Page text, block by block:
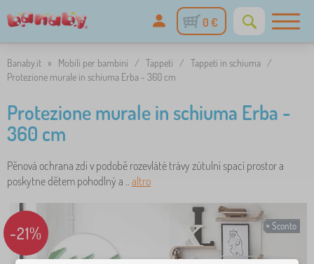
0 €
Banaby.it » Mobili per bambini / Tappeti / Tappeti in schiuma
/
Protezione murale in schiuma Erba - 360 cm
Protezione murale in schiuma Erba -
360 cm
Pěnová ochrana zdi v podobě rozevláté trávy zútulní spací prostor a
poskytne dětem pohodlný a .. altro
Sconto
-21%